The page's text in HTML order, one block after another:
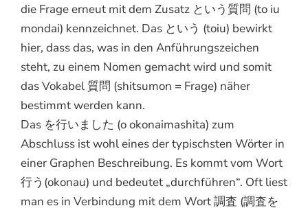
die Frage erneut mit dem Zusatz という質問 (to iu
mondai) kennzeichnet. Das という (toiu) bewirkt
hier, dass das, was in den Anführungszeichen
steht, zu einem Nomen gemacht wird und somit
das Vokabel 質問 (shitsumon = Frage) näher
bestimmt werden kann.
Das を行いました (o okonaimashita) zum
Abschluss ist wohl eines der typischsten Wörter in
einer Graphen Beschreibung. Es kommt vom Wort
行う(okonau) und bedeutet „durchführen“. Oft liest
man es in Verbindung mit dem Wort 調査 (調査を